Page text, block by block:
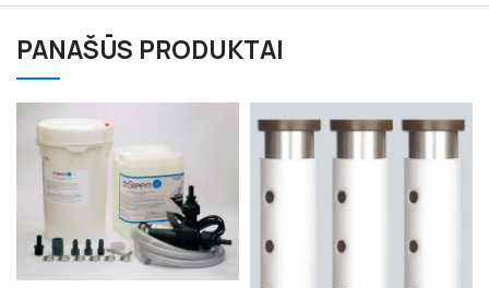
PANAŠŪS PRODUKTAI